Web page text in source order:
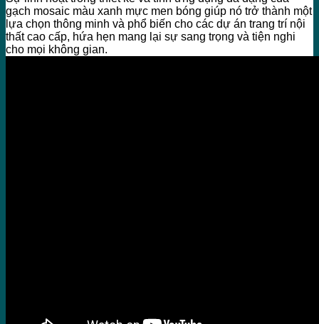
gạch mosaic màu xanh mực men bóng giúp nó trở thành một
lựa chọn thông minh và phổ biến cho các dự án trang trí nội
thất cao cấp, hứa hẹn mang lại sự sang trọng và tiện nghi
cho mọi không gian.